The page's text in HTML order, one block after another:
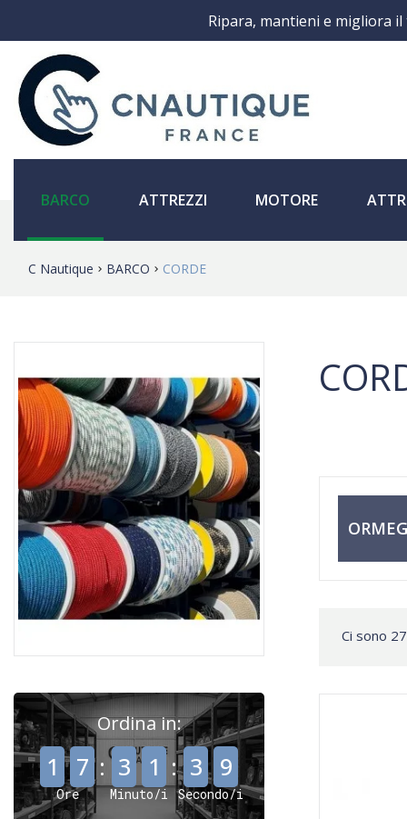
Ripara, mantieni e migliora
BARCO ATTREZZI MOTORE
C Nautique BARCO CORDE
Ordina in:
1 7 :
Ore
, 3 1 :
Minuto/i
, 3 8
Secondo/i
Ci sono